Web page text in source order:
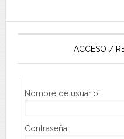
ACCESO /
Nombre de usuario:
Contraseña: